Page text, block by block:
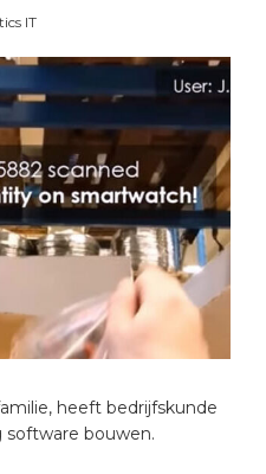
IT
heeft bedrijfskunde
bouwen.